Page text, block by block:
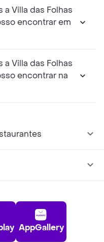
Villa das Folhas
encontrar em
Villa das Folhas
encontrar na
AppGallery